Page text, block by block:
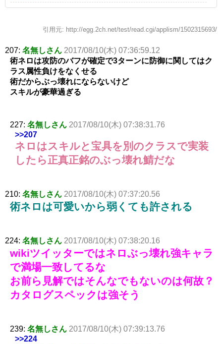
引用元: http://egg.2ch.net/test/read.cgi/applism/1502315693/
207: 名無しさん 2017/08/10(木) 07:36:59.12
術ネロは攻防のバフが確定で3ターンに防御に関してはク
ラス属性負けをなくせる
術だからぶっ壊れにならないけど
スキルが豪華過ぎる
227: 名無しさん 2017/08/10(木) 07:38:31.76
>>207
ネロはスキルと宝具を別のクラスで実装
したら正真正銘のぶっ壊れ鯖だな
210: 名無しさん 2017/08/10(木) 07:37:20.56
術ネロは可愛いから弱くても許される
224: 名無しさん 2017/08/10(木) 07:38:20.16
wikiツイッターではネロぶっ壊れ強キャラ
で満場一致してるな
お前ら見解ではそんなでもないのは何故？
カタログスペックは強そう
239: 名無しさん 2017/08/10(木) 07:39:13.76
>>224